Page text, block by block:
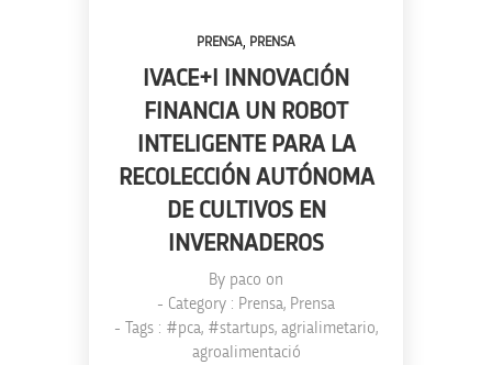
PRENSA PRENSA
IVACE+I INNOVACIÓN
FINANCIA UN ROBOT
INTELIGENTE PARA LA
RECOLECCIÓN AUTÓNOMA
DE CULTIVOS EN
INVERNADEROS
By paco on
- Category : Prensa, Prensa
- Tags : #pca, #startups, agrialimetario,
agroalimentació